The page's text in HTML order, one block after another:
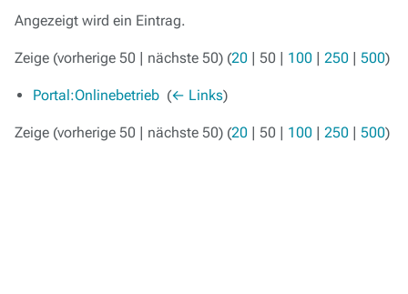
Angezeigt wird ein Eintrag.
Zeige (vorherige 50 | nächste 50) (20 | 50 | 100 | 250 | 500)
Portal:Onlinebetrieb (← Links)
Zeige (vorherige 50 | nächste 50) (20 | 50 | 100 | 250 | 500)